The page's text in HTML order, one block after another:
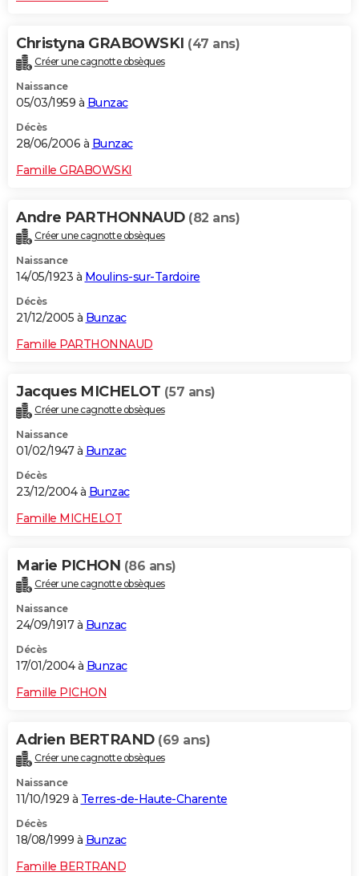
Christyna GRABOWSKI (47 ans)
Créer une cagnotte obsèques
Naissance
05/03/1959 à Bunzac
Décès
28/06/2006 à Bunzac
Famille GRABOWSKI
Andre PARTHONNAUD (82 ans)
Créer une cagnotte obsèques
Naissance
14/05/1923 à Moulins-sur-Tardoire
Décès
21/12/2005 à Bunzac
Famille PARTHONNAUD
Jacques MICHELOT (57 ans)
Créer une cagnotte obsèques
Naissance
01/02/1947 à Bunzac
Décès
23/12/2004 à Bunzac
Famille MICHELOT
Marie PICHON (86 ans)
Créer une cagnotte obsèques
Naissance
24/09/1917 à Bunzac
Décès
17/01/2004 à Bunzac
Famille PICHON
Adrien BERTRAND (69 ans)
Créer une cagnotte obsèques
Naissance
11/10/1929 à Terres-de-Haute-Charente
Décès
18/08/1999 à Bunzac
Famille BERTRAND